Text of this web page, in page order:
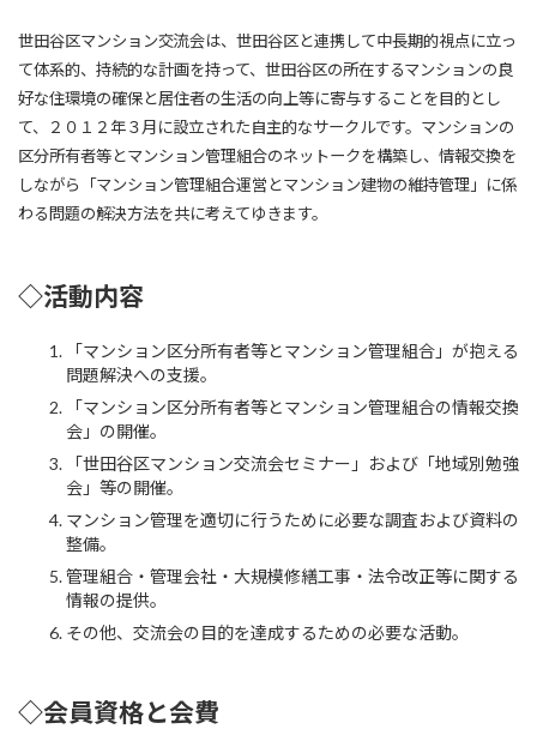
世田谷区マンション交流会は、世田谷区と連携して中長期的視点に立っ
て体系的、持続的な計画を持って、世田谷区の所在するマンションの良
好な住環境の確保と居住者の生活の向上等に寄与することを目的とし
て、２０１２年３月に設立された自主的なサークルです。マンションの
区分所有者等とマンション管理組合のネットークを構築し、情報交換を
しながら「マンション管理組合運営とマンション建物の維持管理」に係
わる問題の解決方法を共に考えてゆきます。
◇活動内容
「マンション区分所有者等とマンション管理組合」が抱える
問題解決への支援。
「マンション区分所有者等とマンション管理組合の情報交換
会」の開催。
「世田谷区マンション交流会セミナー」および「地域別勉強
会」等の開催。
マンション管理を適切に行うために必要な調査および資料の
整備。
管理組合・管理会社・大規模修繕工事・法令改正等に関する
情報の提供。
その他、交流会の目的を達成するための必要な活動。
◇会員資格と会費